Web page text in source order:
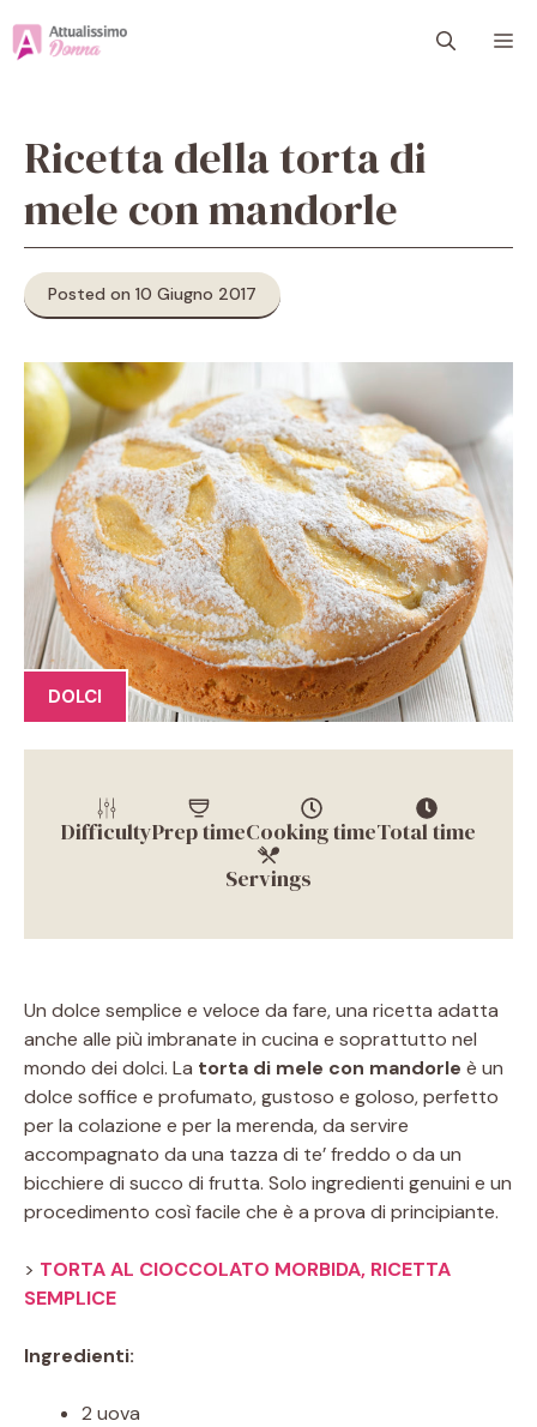
Ricetta della torta di
mele con mandorle
Posted on 10 Giugno 2017
DOLCI
DifficultyPrep timeCooking timeTotal time
Servings
Un dolce semplice e veloce da fare, una ricetta adatta
anche alle più imbranate in cucina e soprattutto nel
mondo dei dolci. La torta di mele con mandorle è un
dolce soffice e profumato, gustoso e goloso, perfetto
per la colazione e per la merenda, da servire
accompagnato da una tazza di te’ freddo o da un
bicchiere di succo di frutta. Solo ingredienti genuini e un
procedimento così facile che è a prova di principiante.
> TORTA AL CIOCCOLATO MORBIDA, RICETTA
SEMPLICE
Ingredienti:
2 uova